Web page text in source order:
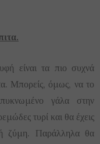
είναι τα πιο συχνά
Μπορείς, όμως, να το
γάλα στην
τυρί και θα έχεις
ζύμη. Παράλληλα θα